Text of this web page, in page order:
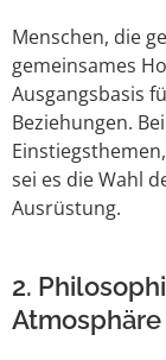
Menschen, die
gemeinsames
Ausgangsbasis
Beziehungen.
sei es die Wahl
Ausrüstung.
2.
Atmosphäre